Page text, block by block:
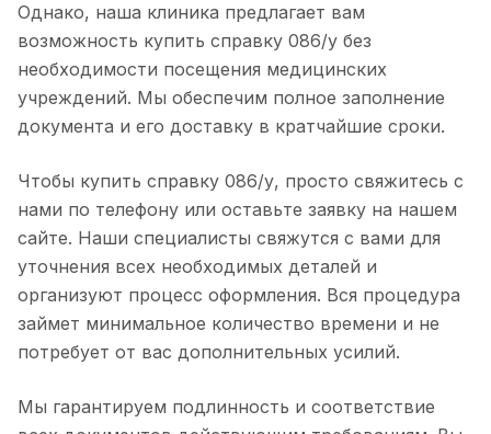
Однако, наша клиника предлагает вам
возможность купить справку 086/у без
необходимости посещения медицинских
учреждений. Мы обеспечим полное заполнение
документа и его доставку в кратчайшие сроки.
Чтобы купить справку 086/у, просто свяжитесь с
нами по телефону или оставьте заявку на нашем
сайте. Наши специалисты свяжутся с вами для
уточнения всех необходимых деталей и
организуют процесс оформления. Вся процедура
займет минимальное количество времени и не
потребует от вас дополнительных усилий.
Мы гарантируем подлинность и соответствие